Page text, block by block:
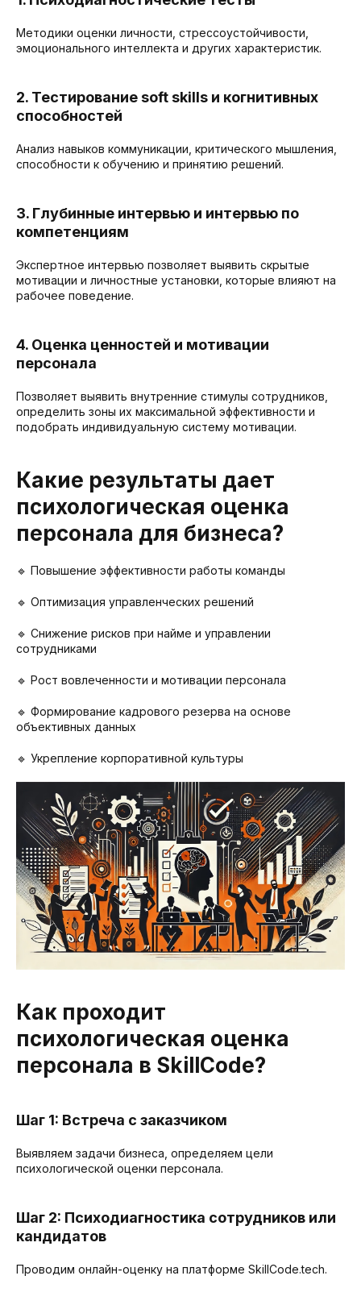
Методики оценки личности, стрессоустойчивости,
эмоционального интеллекта и других характеристик.
2. Тестирование soft skills и когнитивных
способностей
Анализ навыков коммуникации, критического мышления,
способности к обучению и принятию решений.
3. Глубинные интервью и интервью по
компетенциям
Экспертное интервью позволяет выявить скрытые
мотивации и личностные установки, которые влияют на
рабочее поведение.
4. Оценка ценностей и мотивации
персонала
Позволяет выявить внутренние стимулы сотрудников,
определить зоны их максимальной эффективности и
подобрать индивидуальную систему мотивации.
Какие результаты дает
психологическая оценка
персонала для бизнеса?
🔹 Повышение эффективности работы команды
🔹 Оптимизация управленческих решений
🔹 Снижение рисков при найме и управлении
сотрудниками
🔹 Рост вовлеченности и мотивации персонала
🔹 Формирование кадрового резерва на основе
объективных данных
🔹 Укрепление корпоративной культуры
Как проходит
психологическая оценка
персонала в SkillCode?
Шаг 1: Встреча с заказчиком
Выявляем задачи бизнеса, определяем цели
психологической оценки персонала.
Шаг 2: Психодиагностика сотрудников или
кандидатов
Проводим онлайн-оценку на платформе SkillCode.tech.